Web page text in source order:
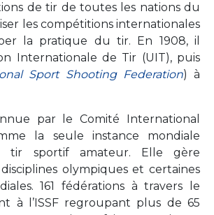
de tir de toutes les nations du
les compétitions internationales
la pratique du tir. En 1908, il
Internationale de Tir (UIT), puis
Sport Shooting Federation) à
par le Comité International
la seule instance mondiale
tir sportif amateur. Elle gère
disciplines olympiques et certaines
161 fédérations à travers le
à l’ISSF regroupant plus de 65